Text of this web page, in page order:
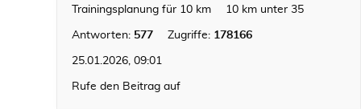
Trainingsplanung für 10 km
10 km unter 35
Antworten: 577 Zugriffe: 178166
25.01.2026, 09:01
Rufe den Beitrag auf